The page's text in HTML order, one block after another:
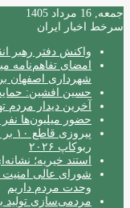
جمعه, 16 مرداد 1405
سرخط اخبار ایران
واکنش دفتر رهبر
امضای تفاهم‌نامه
شهرداری اصفهان
حسین افشین:
آخرین دیدار مردم
حضور میلیون‌ها
ربوکاپ ۲۰۲۶
استند خیریه؛
شورای عالی امنیت
وحدت مردم داریم
مردمی‌سازی تولید